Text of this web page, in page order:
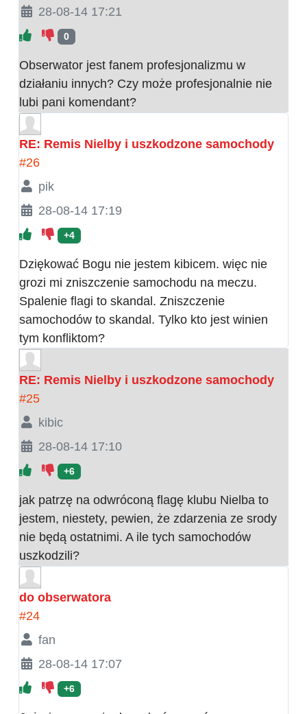
28-08-14 17:21
0
Obserwator jest fanem profesjonalizmu w
działaniu innych? Czy może profesjonalnie nie
lubi pani komendant?
RE: Remis Nielby i uszkodzone samochody
#26
pik
28-08-14 17:19
+4
Dziękować Bogu nie jestem kibicem. więc nie
grozi mi zniszczenie samochodu na meczu.
Spalenie flagi to skandal. Zniszczenie
samochodów to skandal. Tylko kto jest winien
tym konfliktom?
RE: Remis Nielby i uszkodzone samochody
#25
kibic
28-08-14 17:10
+6
jak patrzę na odwróconą flagę klubu Nielba to
jestem, niestety, pewien, że zdarzenia ze srody
nie będą ostatnimi. A ile tych samochodów
uszkodzili?
do obserwatora
#24
fan
28-08-14 17:07
+6